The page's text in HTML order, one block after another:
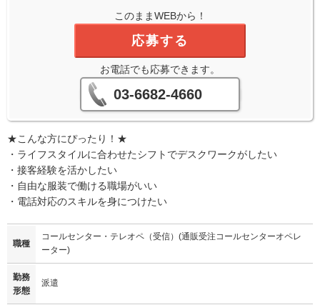
このままWEBから！
応募する
お電話でも応募できます。
03-6682-4660
★こんな方にぴったり！★
・ライフスタイルに合わせたシフトでデスクワークがしたい
・接客経験を活かしたい
・自由な服装で働ける職場がいい
・電話対応のスキルを身につけたい
職種
コールセンター・テレオペ（受信）(通販受注コールセンターオペレ
ーター)
勤務
形態
派遣